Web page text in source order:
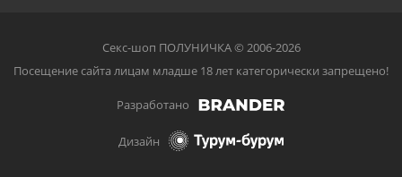
Секс-шоп ПОЛУНИЧКА © 2006-2026
Посещение сайта лицам младше 18 лет категорически запрещено!
Разработано
Дизайн